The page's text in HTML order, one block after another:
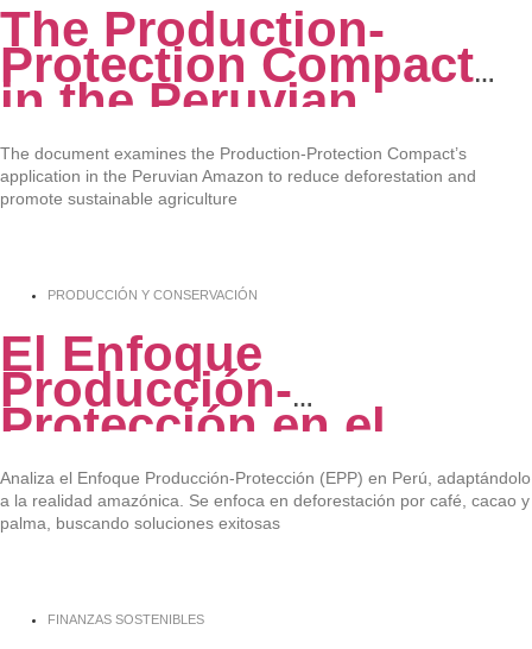
The Production-
Protection Compact
in the Peruvian
Context
The document examines the Production-Protection Compact’s
application in the Peruvian Amazon to reduce deforestation and
promote sustainable agriculture
PRODUCCIÓN Y CONSERVACIÓN
El Enfoque
Producción-
Protección en el
contexto peruano
Analiza el Enfoque Producción-Protección (EPP) en Perú, adaptándolo
a la realidad amazónica. Se enfoca en deforestación por café, cacao y
palma, buscando soluciones exitosas
FINANZAS SOSTENIBLES